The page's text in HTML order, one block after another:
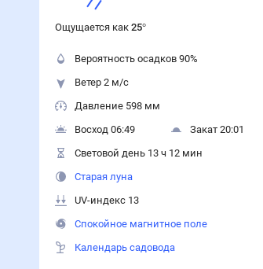
Ощущается как 25°
Вероятность осадков 90%
Ветер 2 м/с
Давление 598 мм
Восход 06:49
Закат 20:01
Световой день 13 ч 12 мин
Старая луна
UV-индекс 13
Спокойное магнитное поле
Календарь садовода